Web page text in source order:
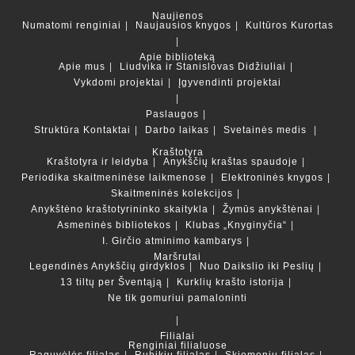
Naujienos
Numatomi renginiai
Naujausios knygos Kultūros Kurortas
Apie biblioteką
Apie mus
Liudvika ir Stanislovas Didžiuliai
Vykdomi projektai
Įgyvendinti projektai
Paslaugos
Struktūra Kontaktai Darbo laikas
Svetainės medis
Kraštotyra
Kraštotyra ir leidyba
Anykščių kraštas spaudoje
Periodika skaitmeninėse laikmenose
Elektroninės knygos
Skaitmeninės kolekcijos
Anykštėno kraštotyrininko skaitykla
Žymūs anykštėnai
Asmeninės bibliotekos
Klubas „Knyginyčia“
I. Girčio atminimo kambarys
Maršrutai
Legendinės Anykščių girdyklos
Nuo Daikslio iki Peslių
13 tiltų per Šventąją
Kurklių krašto istorija
Ne tik gomuriui pamaloninti
Filialai
Renginiai filialuose